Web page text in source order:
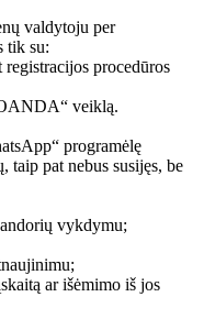
valdytoju per
tik su:
registracijos procedūros
veiklą.
programėlę
taip pat nebus susijęs, be
vykdymu;
ar išėmimo iš jos